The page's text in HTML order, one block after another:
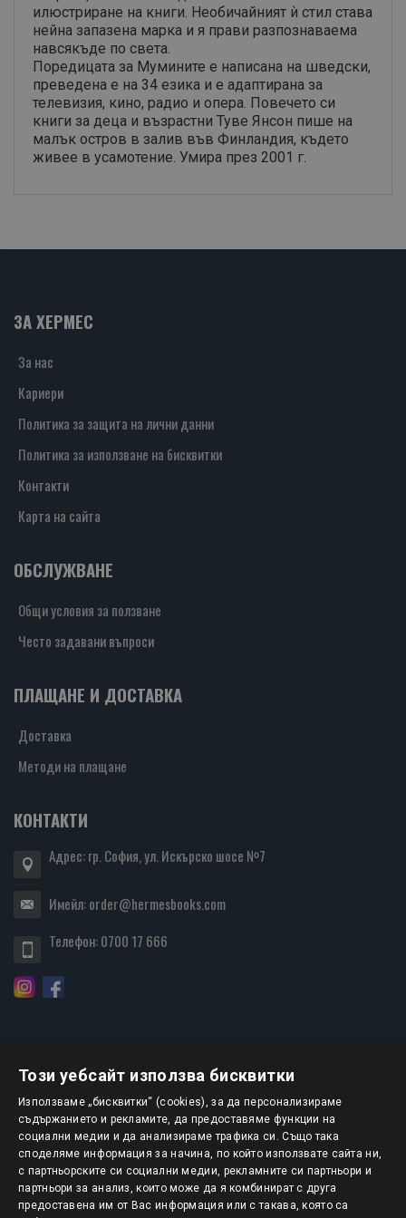
илюстриране на книги. Необичайният ѝ стил става
нейна запазена марка и я прави разпознаваема
навсякъде по света.
Поредицата за Мумините е написана на шведски,
преведена е на 34 езика и е адаптирана за
телевизия, кино, радио и опера. Повечето си
книги за деца и възрастни Туве Янсон пише на
малък остров в залив във Финландия, където
живее в усамотение. Умира през 2001 г.
ЗА ХЕРМЕС
За нас
Кариери
Политика за защита на лични данни
Политика за използване на бисквитки
Контакти
Карта на сайта
ОБСЛУЖВАНЕ
Общи условия за ползване
Често задавани въпроси
ПЛАЩАНЕ И ДОСТАВКА
Доставка
Методи на плащане
КОНТАКТИ
Адрес: гр. София, ул. Искърско шосе №7
Имейл:order@hermesbooks.com
Телефон:0700 17 666
БЮЛЕТИН
АБОНИРАНЕ
Този уебсайт използва бисквитки
Използваме „бисквитки“ (cookies), за да персонализираме
съдържанието и рекламите, да предоставяме функции на
социални медии и да анализираме трафика си. Също така
споделяме информация за начина, по който използвате сайта ни,
с партньорските си социални медии, рекламните си партньори и
партньори за анализ, които може да я комбинират с друга
предоставена им от Вас информация или с такава, която са